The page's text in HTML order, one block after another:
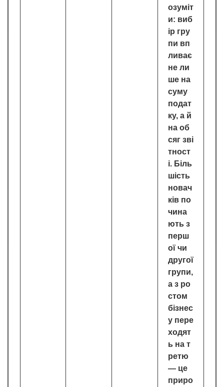
озуміт
и: виб
ір гру
пи вп
ливає
не ли
ше на
суму
подат
ку, а й
на об
сяг зві
тност
і. Біль
шість
новач
ків по
чина
ють з
перш
ої чи
другої
групи,
а з ро
стом
бізнес
у пере
ходят
ь на т
ретю
— це
приро